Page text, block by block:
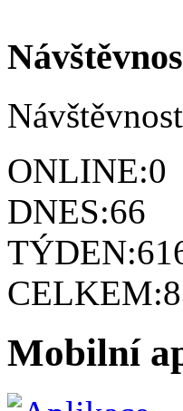
ONLINE:0
DNES:66
TÝDEN:
CELKEM:
Mobilní